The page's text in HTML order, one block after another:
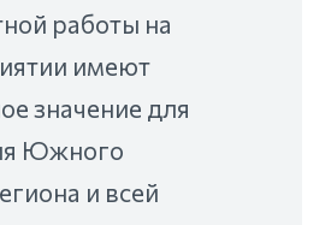
работы на
имеют
значение для
Южного
и всей